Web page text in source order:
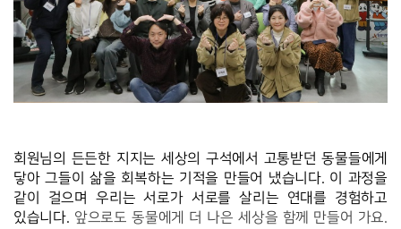
회원님의 든든한 지지는 세상의 구석에서 고통받던 동물들에게
닿아 그들이 삶을 회복하는 기적을 만들어 냈습니다. 이 과정을
같이 걸으며 우리는 서로가 서로를 살리는 연대를 경험하고
있습니다. 앞으로도 동물에게 더 나은 세상을 함께 만들어 가요.